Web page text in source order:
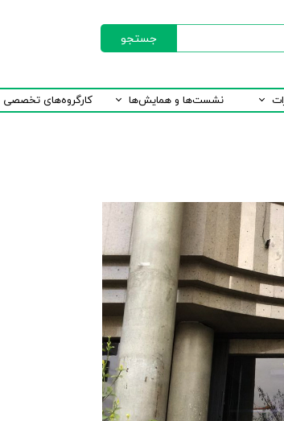
نشست‌ها و همایش‌ها کارگروه‌های تخصصی
جستجو